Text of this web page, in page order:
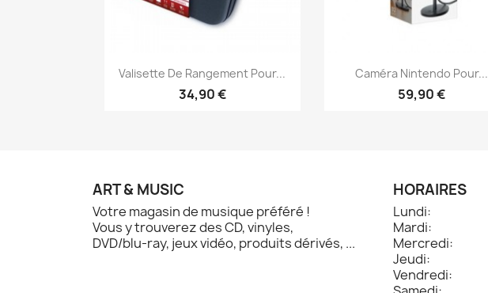
 Aperçu rapide
Valisette De Rangement Pour...
34,90 €
Aperçu rapide
Caméra Nintendo Pour...
59,90 €
ART & MUSIC
Votre magasin de musique préféré !
Vous y trouverez des CD, vinyles,
DVD/blu-ray, jeux vidéo, produits dérivés, ...
HORAIRES
Lundi:
Mardi:
Mercredi:
Jeudi:
Vendredi: